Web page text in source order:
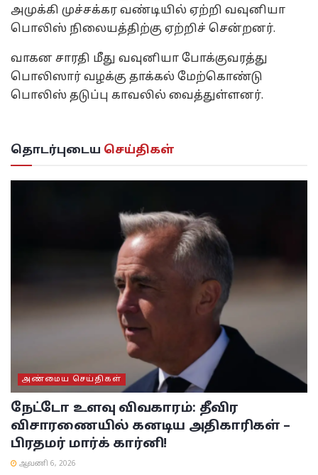
அமுக்கி முச்சக்கர வண்டியில் ஏற்றி வவுனியா
பொலிஸ் நிலையத்திற்கு ஏற்றிச் சென்றனர்.
வாகன சாரதி மீது வவுனியா போக்குவரத்து
பொலிஸார் வழக்கு தாக்கல் மேற்கொண்டு
பொலிஸ் தடுப்பு காவலில் வைத்துள்ளனர்.
தொடர்புடைய செய்திகள்
அண்மைய செய்திகள்
நேட்டோ உளவு விவகாரம்: தீவிர
விசாரணையில் கனடிய அதிகாரிகள் –
பிரதமர் மார்க் கார்னி!
ஆவணி 6, 2026